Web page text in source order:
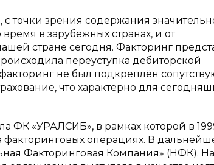
с точки зрения содержания
в зарубежных странах, и от
стране сегодня. Факторинг
переуступка дебиторской
не был подкреплён
что характерно для
ФК «УРАЛСИБ», в рамках которой в
операциях. В
Факторинговая Компания» (НФК). На